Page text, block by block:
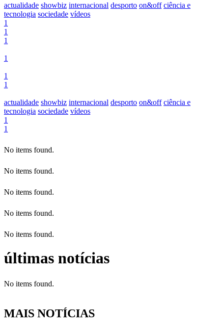
actualidade showbiz internacional desporto on&off ciência e
tecnologia sociedade vídeos
1
1
1
1
1
1
actualidade showbiz internacional desporto on&off ciência e
tecnologia sociedade vídeos
1
1
No items found.
No items found.
No items found.
No items found.
No items found.
últimas notícias
No items found.
MAIS NOTÍCIAS